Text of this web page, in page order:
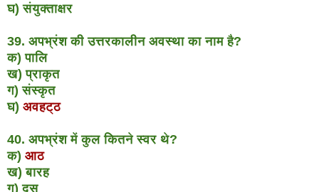
घ) संयुक्ताक्षर
39. अपभ्रंश की उत्तरकालीन अवस्था का नाम है?
क) पालि
ख) प्राकृत
ग) संस्कृत
घ) अवहट्ठ
40. अपभ्रंश में कुल कितने स्वर थे?
क) आठ
ख) बारह
ग) दस